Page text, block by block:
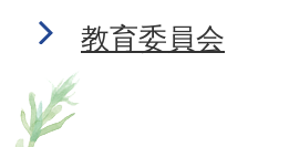
教育委員会